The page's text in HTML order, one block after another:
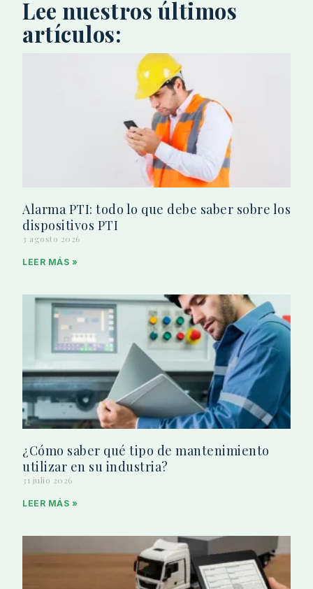
Lee nuestros últimos
artículos:
Alarma PTI: todo lo que debe saber sobre los
dispositivos PTI
3 agosto 2026
LEER MÁS »
¿Cómo saber qué tipo de mantenimiento
utilizar en su industria?
31 julio 2026
LEER MÁS »